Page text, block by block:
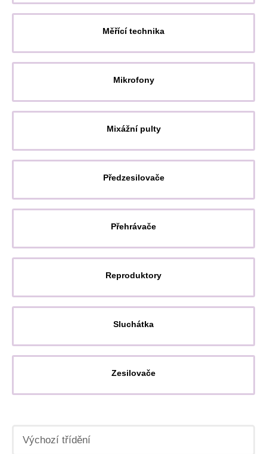
Měřící technika
Mikrofony
Mixážní pulty
Předzesilovače
Přehrávače
Reproduktory
Sluchátka
Zesilovače